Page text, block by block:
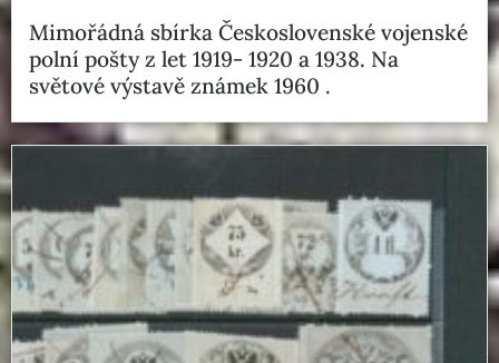
Mimořádná sbírka Československé vojenské
polní pošty z let 1919- 1920 a 1938. Na
světové výstavě známek 1960 .